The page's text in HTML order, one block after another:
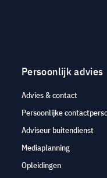
Persoonlijk advies
Advies & contact
Persoonlijke
Adviseur buitendienst
Mediaplanning
Opleidingen